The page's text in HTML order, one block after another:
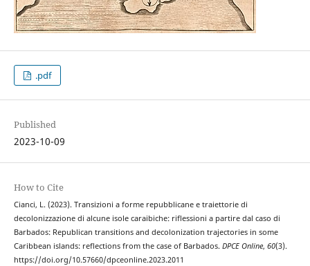
.pdf
Published
2023-10-09
How to Cite
Cianci, L. (2023). Transizioni a forme repubblicane e traiettorie di
decolonizzazione di alcune isole caraibiche: riflessioni a partire dal caso di
Barbados: Republican transitions and decolonization trajectories in some
Caribbean islands: reflections from the case of Barbados. DPCE Online, 60(3).
https://doi.org/10.57660/dpceonline.2023.2011